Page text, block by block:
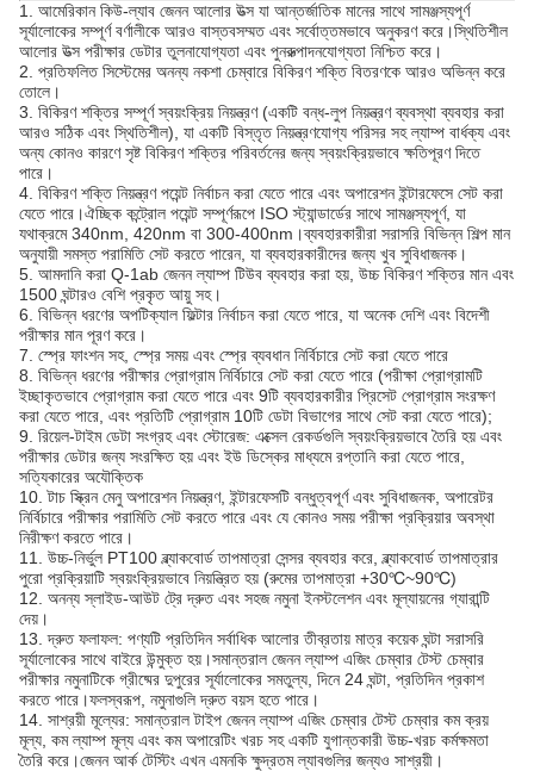
1. আমেরিকান কিউ-ল্যাব জেনন আলোর উত্স যা আন্তর্জাতিক মানের সাথে সামঞ্জস্যপূর্ণ
সূর্যালোকের সম্পূর্ণ বর্ণালীকে আরও বাস্তবসম্মত এবং সর্বোত্তমভাবে অনুকরণ করে।স্থিতিশীল
আলোর উত্স পরীক্ষার ডেটার তুলনাযোগ্যতা এবং পুনরুত্পাদনযোগ্যতা নিশ্চিত করে।
2. প্রতিফলিত সিস্টেমের অনন্য নকশা চেম্বারে বিকিরণ শক্তি বিতরণকে আরও অভিন্ন করে
তোলে।
3. বিকিরণ শক্তির সম্পূর্ণ স্বয়ংক্রিয় নিয়ন্ত্রণ (একটি বন্ধ-লুপ নিয়ন্ত্রণ ব্যবস্থা ব্যবহার করা
আরও সঠিক এবং স্থিতিশীল), যা একটি বিস্তৃত নিয়ন্ত্রণযোগ্য পরিসর সহ ল্যাম্প বার্ধক্য এবং
অন্য কোনও কারণে সৃষ্ট বিকিরণ শক্তির পরিবর্তনের জন্য স্বয়ংক্রিয়ভাবে ক্ষতিপূরণ দিতে
পারে।
4. বিকিরণ শক্তি নিয়ন্ত্রণ পয়েন্ট নির্বাচন করা যেতে পারে এবং অপারেশন ইন্টারফেসে সেট করা
যেতে পারে।ঐচ্ছিক কন্ট্রোল পয়েন্ট সম্পূর্ণরূপে ISO স্ট্যান্ডার্ডের সাথে সামঞ্জস্যপূর্ণ, যা
যথাক্রমে 340nm, 420nm বা 300-400nm।ব্যবহারকারীরা সরাসরি বিভিন্ন শিল্প মান
অনুযায়ী সমস্ত পরামিতি সেট করতে পারেন, যা ব্যবহারকারীদের জন্য খুব সুবিধাজনক।
5. আমদানি করা Q-1ab জেনন ল্যাম্প টিউব ব্যবহার করা হয়, উচ্চ বিকিরণ শক্তির মান এবং
1500 ঘন্টারও বেশি প্রকৃত আয়ু সহ।
6. বিভিন্ন ধরণের অপটিক্যাল ফিল্টার নির্বাচন করা যেতে পারে, যা অনেক দেশি এবং বিদেশী
পরীক্ষার মান পূরণ করে।
7. স্প্রে ফাংশন সহ, স্প্রে সময় এবং স্প্রে ব্যবধান নির্বিচারে সেট করা যেতে পারে
8. বিভিন্ন ধরণের পরীক্ষার প্রোগ্রাম নির্বিচারে সেট করা যেতে পারে (পরীক্ষা প্রোগ্রামটি
ইচ্ছাকৃতভাবে প্রোগ্রাম করা যেতে পারে এবং 9টি ব্যবহারকারীর প্রিসেট প্রোগ্রাম সংরক্ষণ
করা যেতে পারে, এবং প্রতিটি প্রোগ্রাম 10টি ডেটা বিভাগের সাথে সেট করা যেতে পারে);
9. রিয়েল-টাইম ডেটা সংগ্রহ এবং স্টোরেজ: এক্সেল রেকর্ডগুলি স্বয়ংক্রিয়ভাবে তৈরি হয় এবং
পরীক্ষার ডেটার জন্য সংরক্ষিত হয় এবং ইউ ডিস্কের মাধ্যমে রপ্তানি করা যেতে পারে,
সত্যিকারের অযৌক্তিক
10. টাচ স্ক্রিন মেনু অপারেশন নিয়ন্ত্রণ, ইন্টারফেসটি বন্ধুত্বপূর্ণ এবং সুবিধাজনক, অপারেটর
নির্বিচারে পরীক্ষার পরামিতি সেট করতে পারে এবং যে কোনও সময় পরীক্ষা প্রক্রিয়ার অবস্থা
নিরীক্ষণ করতে পারে।
11. উচ্চ-নির্ভুল PT100 ব্ল্যাকবোর্ড তাপমাত্রা সেন্সর ব্যবহার করে, ব্ল্যাকবোর্ড তাপমাত্রার
পুরো প্রক্রিয়াটি স্বয়ংক্রিয়ভাবে নিয়ন্ত্রিত হয় (রুমের তাপমাত্রা +30℃~90℃)
12. অনন্য স্লাইড-আউট ট্রে দ্রুত এবং সহজ নমুনা ইনস্টলেশন এবং মূল্যায়নের গ্যারান্টি
দেয়।
13. দ্রুত ফলাফল: পণ্যটি প্রতিদিন সর্বাধিক আলোর তীব্রতায় মাত্র কয়েক ঘন্টা সরাসরি
সূর্যালোকের সাথে বাইরে উন্মুক্ত হয়।সমান্তরাল জেনন ল্যাম্প এজিং চেম্বার টেস্ট চেম্বার
পরীক্ষার নমুনাটিকে গ্রীষ্মের দুপুরের সূর্যালোকের সমতুল্য, দিনে 24 ঘন্টা, প্রতিদিন প্রকাশ
করতে পারে।ফলস্বরূপ, নমুনাগুলি দ্রুত বয়স হতে পারে।
14. সাশ্রয়ী মূল্যের: সমান্তরাল টাইপ জেনন ল্যাম্প এজিং চেম্বার টেস্ট চেম্বার কম ক্রয়
মূল্য, কম ল্যাম্প মূল্য এবং কম অপারেটিং খরচ সহ একটি যুগান্তকারী উচ্চ-খরচ কর্মক্ষমতা
তৈরি করে।জেনন আর্ক টেস্টিং এখন এমনকি ক্ষুদ্রতম ল্যাবগুলির জন্যও সাশ্রয়ী।